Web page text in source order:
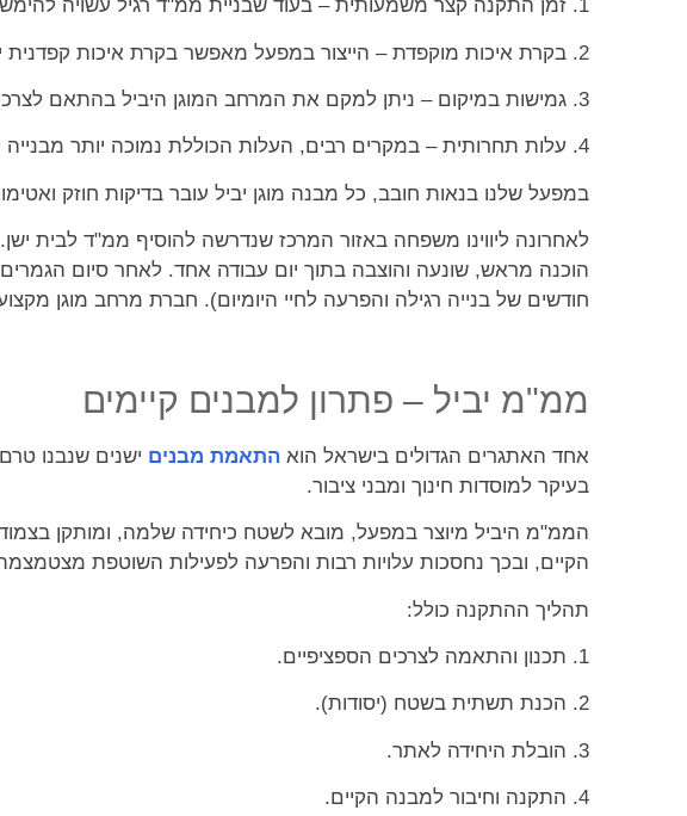
1. זמן התקנה קצר משמעותית – בעוד שבניית ממ"ד רגיל עשויה להימשך חודשים, התקנת מרחב מוגן יביל יכולה להתבצע בימים ספורים.
2. בקרת איכות מוקפדת – הייצור במפעל מאפשר בקרת איכות קפדנית יותר מבנייה באתר.
3. גמישות במיקום – ניתן למקם את המרחב המוגן היביל בהתאם לצרכים המשתנים, ואף להעבירו במידת הצורך.
4. עלות תחרותית – במקרים רבים, העלות הכוללת נמוכה יותר מבנייה קונבנציונלית.
במפעל שלנו בנאות חובב, כל מבנה מוגן יביל עובר בדיקות חוזק
לאחרונה ליווינו משפחה באזור המרכז שנדרשה להוסיף ממ"ד לבית
הוכנה מראש, שונעה והוצבה בתוך יום עבודה אחד. לאחר סיום
חודשים של בנייה רגילה והפרעה לחיי היומיום). חברת מרחב מוגן
ממ"מ יביל – פתרון למבנים קיימים
אחד האתגרים הגדולים בישראל הוא התאמת מבנים ישנים שנבנו
בעיקר למוסדות חינוך ומבני ציבור.
הממ"מ היביל מיוצר במפעל, מובא לשטח כיחידה שלמה, ומותקן
הקיים, ובכך נחסכות עלויות רבות והפרעה לפעילות השוטפת
תהליך ההתקנה כולל:
1. תכנון והתאמה לצרכים הספציפיים.
2. הכנת תשתית בשטח (יסודות).
3. הובלת היחידה לאתר.
4. התקנה וחיבור למבנה הקיים.